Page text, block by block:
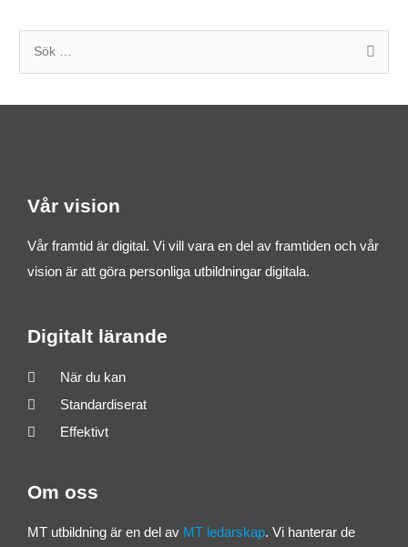
k
Vår vision
Vår framtid är digital. Vi vill vara en del av framtiden och vår
vision är att göra personliga utbildningar digitala.
Digitalt lärande
När du kan
Standardiserat
Effektivt
Om oss
MT utbildning är en del av MT ledarskap. Vi hanterar de